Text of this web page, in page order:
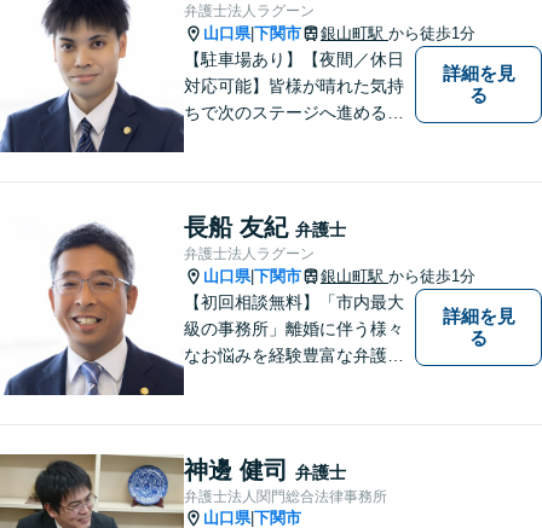
弁護士法人ラグーン
山口県|下関市 銀山町駅 から徒歩1分
【駐車場あり】【夜間／休日
対応可能】皆様が晴れた気持
ちで次のステージへ進めるよ
応。【地域に根差した弁護
士】何かお困りごとがござい
ましたらお一人で考え込ま
ず、ご相談下さい。
詳細を見
る
長船 友紀 弁護士
弁護士法人ラグーン
山口県|下関市 銀山町駅 から徒歩1分
【初回相談無料】「市内最大
級の事務所」離婚に伴う様々
なお悩みを経験豊富な弁護士
相談は年間150件以上【子連
れ相談可】【休日・夜間対
応】
詳細を見
る
神邊 健司 弁護士
弁護士法人関門総合法律事務所
山口県|下関市